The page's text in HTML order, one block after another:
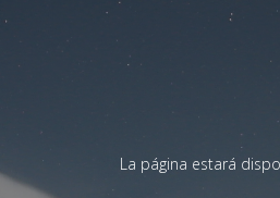
La página estará